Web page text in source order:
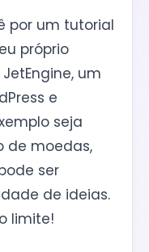
por um tutorial
próprio
um
e
seja
de moedas,
ser
de ideias.
limite!